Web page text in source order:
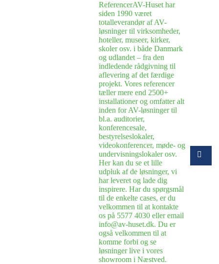
ReferencerAV-Huset har
siden 1990 været
totalleverandør af AV-
løsninger til virksomheder,
hoteller, museer, kirker,
skoler osv. i både Danmark
og udlandet – fra den
indledende rådgivning til
aflevering af det færdige
projekt. Vores referencer
tæller mere end 2500+
installationer og omfatter alt
inden for AV-løsninger til
bl.a. auditorier,
konferencesale,
bestyrelseslokaler,
videokonferencer, møde- og
undervisningslokaler osv.
Her kan du se et lille
udpluk af de løsninger, vi
har leveret og lade dig
inspirere. Har du spørgsmål
til de enkelte cases, er du
velkommen til at kontakte
os på 5577 4030 eller email
info@av-huset.dk. Du er
også velkommen til at
komme forbi og se
løsninger live i vores
showroom i Næstved.